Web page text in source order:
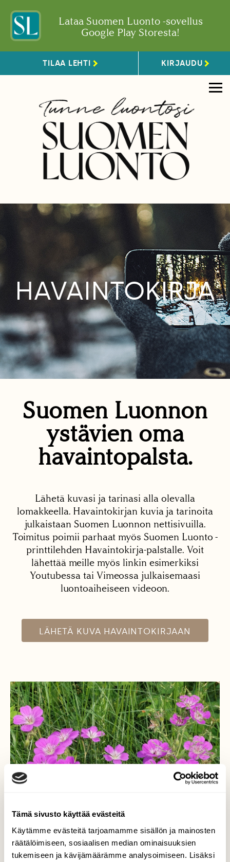
Tämä sivusto käyttää evästeitä
Käytämme evästeitä tarjoamamme sisällön ja mainosten
räätälöimiseen, sosiaalisen median ominaisuuksien
tukemiseen ja kävijämäärämme analysoimiseen. Lisäksi
Lataa Suomen Luonto -sovellus
Google Play Storesta!
TILAA LEHTI KIRJAUDU
HAVAINTOKIRJA
Suomen Luonnon
ystävien oma
havaintopalsta.
Lähetä kuvasi ja tarinasi alla olevalla
lomakkeella. Havaintokirjan kuvia ja tarinoita
julkaistaan Suomen Luonnon nettisivuilla.
Toimitus poimii parhaat myös Suomen Luonto -
printtilehden Havaintokirja-palstalle. Voit
lähettää meille myös linkin esimerkiksi
Youtubessa tai Vimeossa julkaisemaasi
luontoaiheiseen videoon.
LÄHETÄ KUVA HAVAINTOKIRJAAN